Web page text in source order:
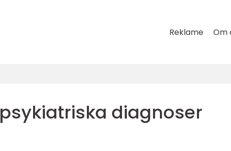
Reklame Om
psykiatriska diagnoser